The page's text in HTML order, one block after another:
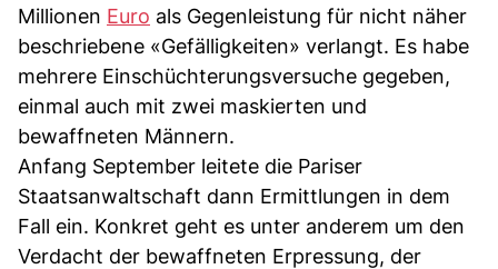
Millionen Euro als Gegenleistung für nicht näher
beschriebene «Gefälligkeiten» verlangt. Es habe
mehrere Einschüchterungsversuche gegeben,
einmal auch mit zwei maskierten und
bewaffneten Männern.
Anfang September leitete die Pariser
Staatsanwaltschaft dann Ermittlungen in dem
Fall ein. Konkret geht es unter anderem um den
Verdacht der bewaffneten Erpressung, der